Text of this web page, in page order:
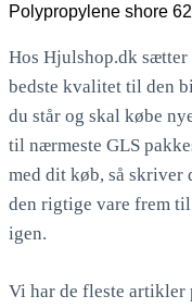
Polypropylene shore
Hos Hjulshop.dk
bedste kvalitet til den
du står og skal købe
til nærmeste GLS
med dit køb, så skriver
den rigtige vare frem
igen.
Vi har de fleste artikler